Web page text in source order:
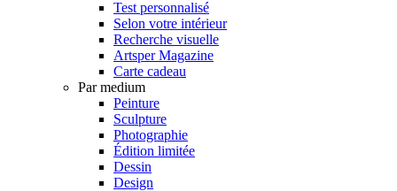
Test personnalisé
Selon votre intérieur
Recherche visuelle
Artsper Magazine
Carte cadeau
Par medium
Peinture
Sculpture
Photographie
Édition limitée
Dessin
Design